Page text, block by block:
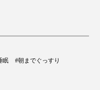
眠
#朝までぐっすり